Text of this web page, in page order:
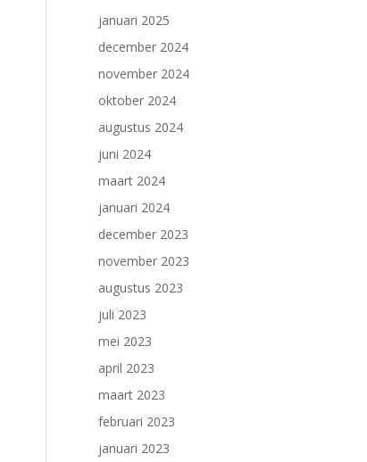
januari 2025
december 2024
november 2024
oktober 2024
augustus 2024
juni 2024
maart 2024
januari 2024
december 2023
november 2023
augustus 2023
juli 2023
mei 2023
april 2023
maart 2023
februari 2023
januari 2023